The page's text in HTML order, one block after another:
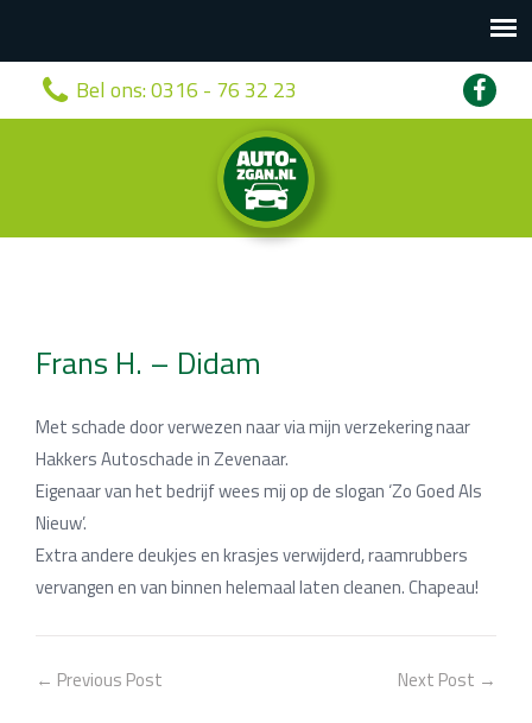
Bel ons:0316 - 76 32 23
Frans H. – Didam
Met schade door verwezen naar via mijn verzekering naar
Hakkers Autoschade in Zevenaar.
Eigenaar van het bedrijf wees mij op de slogan ‘Zo Goed Als
Nieuw’.
Extra andere deukjes en krasjes verwijderd, raamrubbers
vervangen en van binnen helemaal laten cleanen. Chapeau!
← Previous Post Next Post →